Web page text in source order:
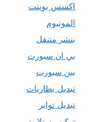
اكسس بوينت
المونيوم
بنشر متنقل
بي ان سبورت
بين سبورت
تبديل بطاريات
تبديل تواير